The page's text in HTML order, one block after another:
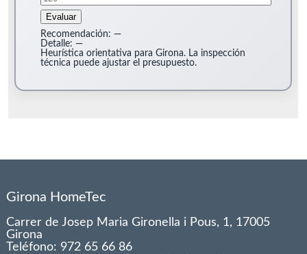
Evaluar
Recomendación: —
Detalle: —
Heurística orientativa para Girona. La inspección
técnica puede ajustar el presupuesto.
Girona HomeTec
Carrer de Josep Maria Gironella i Pous, 1, 17005
Girona
Teléfono: 972 65 66 86